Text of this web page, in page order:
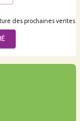
des prochaines ventes